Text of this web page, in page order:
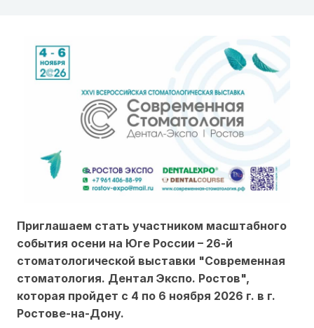
Приглашаем стать участником масштабного
события осени на Юге России – 26-й
стоматологической выставки "Современная
стоматология. Дентал Экспо. Ростов",
которая пройдет с 4 по 6 ноября 2026 г. в г.
Ростове-на-Дону.